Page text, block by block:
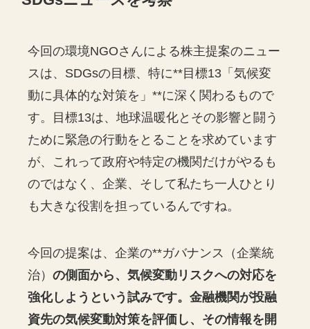
今回の環境NGOさんによる株主提案のニュー
スは、SDGsの目標、特に**目標13「気候変
動に具体的な対策を」**に深く関わるもので
す。目標13は、地球温暖化とその影響と闘う
ために緊急の行動をとることを求めています
が、これって政府や特定の機関だけがやるも
のではなく、企業、そして私たち一人ひとり
も大きな役割を担っているんですね。
今回の提案は、企業の**ガバナンス（企業統
治）の側面から、気候変動リスクへの対応を
強化しようという試みです。金融機関が投融
資先の気候変動対策を評価し、その情報を開